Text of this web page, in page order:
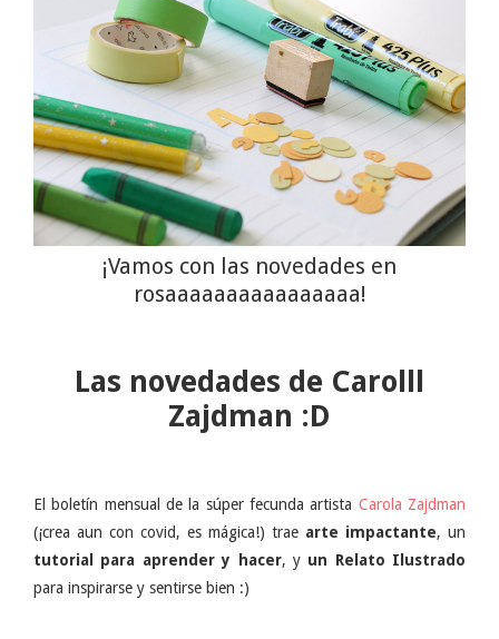
¡Vamos con las novedades en
rosaaaaaaaaaaaaaaaa!
Las novedades de Carolll
Zajdman :D
El boletín mensual de la súper fecunda artista Carola Zajdman
(¡crea aun con covid, es mágica!) trae arte impactante, un
tutorial para aprender y hacer, y un Relato Ilustrado
para inspirarse y sentirse bien :)